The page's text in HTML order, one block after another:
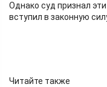
Однако суд признал
вступил в законную
Читайте также